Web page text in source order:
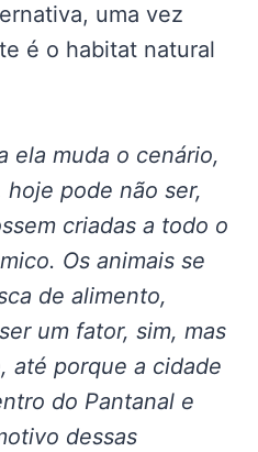
uma vez
é o habitat natural
ela muda o cenário,
pode não ser,
criadas a todo o
Os animais se
de alimento,
um fator, sim, mas
até porque a cidade
do Pantanal e
dessas